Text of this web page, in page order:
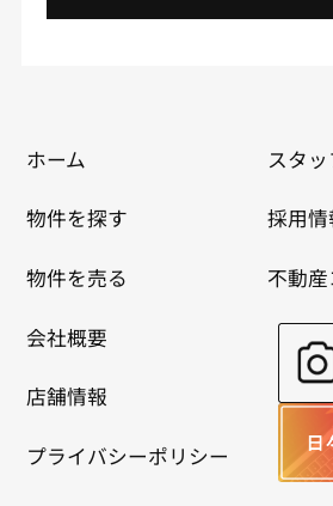
ホーム
物件を探す
物件を売る
会社概要
店舗情報
プライバシーポリシー
スタ
採用情
不動